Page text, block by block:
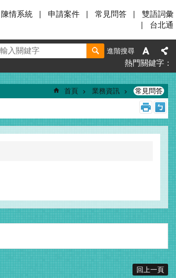
陳情系統 申請案件 常見問答
雙語詞彙
台北通
進階搜尋
熱門關鍵字
首頁 業務資訊 常見問答
回上一頁